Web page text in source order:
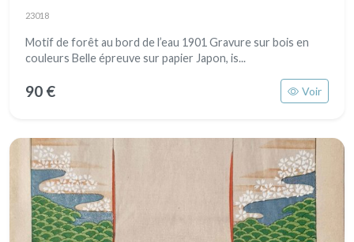
23018
Motif de forêt au bord de l’eau 1901 Gravure sur bois en
couleurs Belle épreuve sur papier Japon, is...
90 € Voir